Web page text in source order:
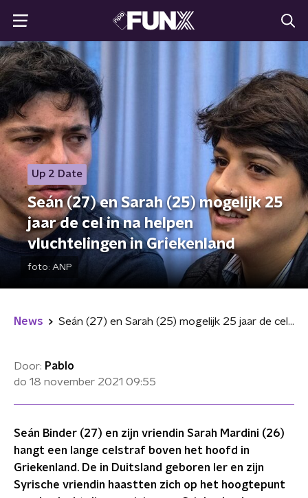
Up 2 Date
Seán (27) en Sarah (25) mogelijk 25
jaar de cel in na helpen
vluchtelingen in Griekenland
foto: ANP
News Seán (27) en Sarah (25) mogelijk 25 jaar de cel in na helpen vluchtelingen in Griekenland
Door: Pablo
do 18 november 2021 09:55
Seán Binder (27) en zijn vriendin Sarah Mardini (26)
hangt een lange celstraf boven het hoofd in
Griekenland. De in Duitsland geboren Ier en zijn
Syrische vriendin haastten zich op het hoogtepunt